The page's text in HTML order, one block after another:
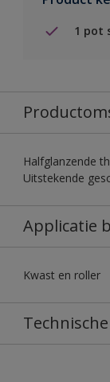
1 pot
Halfglanzende
Uitstekende
Applicatie
Kwast en roller